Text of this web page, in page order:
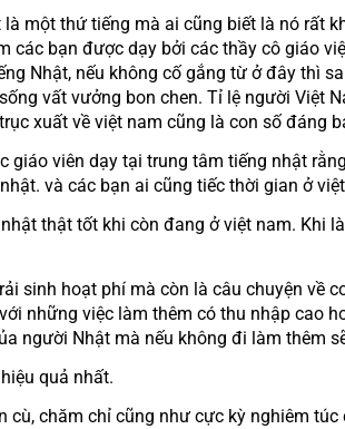
các bạn được dạy bởi các thầy cô giáo
Nhật, nếu không cố gắng từ ở đây thì
vất vưởng bon chen. Tỉ lệ người Việt
xuất về việt nam cũng là con số đáng
và các bạn ai cũng tiếc thời gian ở
những việc làm thêm có thu nhập cao
người Nhật mà nếu không đi làm thêm
quả nhất.